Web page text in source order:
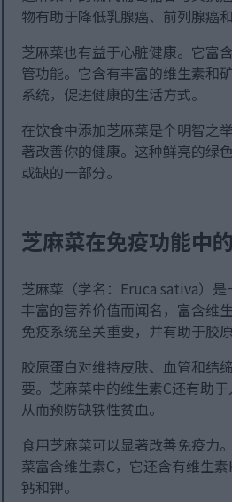
物有助于降低乳腺癌、前列腺癌
芝麻菜也有益于心脏健康。它富
管功能。它含有丰富的维生素和
系统，促进健康的生活方式。
在饮食中添加芝麻菜是个明智之
著改善你的健康。这种鲜亮的绿
或缺的一部分。
芝麻菜在免疫功能中
芝麻菜（学名：Eruca sativa）
丰富的营养价值而闻名，富含维
免疫系统至关重要，并有助于胶
胶原蛋白对维持皮肤、血管和结
要。芝麻菜中的维生素C还有助于
从而预防缺铁性贫血。
食用芝麻菜可以显著改善免疫力
菜富含维生素C，它还含有维生素
钙和钾。